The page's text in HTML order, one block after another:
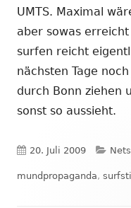
UMTS. Maximal
aber sowas
surfen reicht
nächsten Tage
durch Bonn ziehen
sonst so aussieht.
Veröffentlicht
am
20. Juli 2009
mundpropaganda,